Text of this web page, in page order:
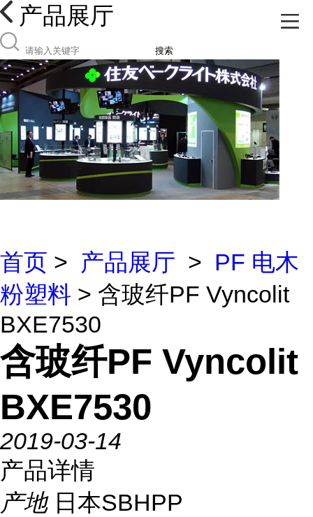
产品展厅
搜索
首页 > 产品展厅 > PF 电木
粉塑料 > 含玻纤PF Vyncolit
BXE7530
含玻纤PF Vyncolit
BXE7530
2019-03-14
产品详情
产地 日本SBHPP